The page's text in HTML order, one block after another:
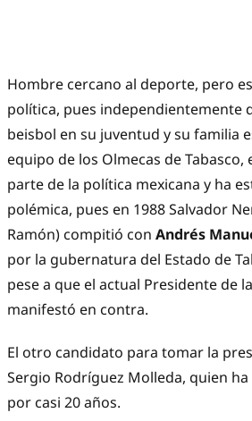
Hombre cercano al deporte, pero
política, pues independientemente
beisbol en su juventud y su familia
equipo de los Olmecas de Tabasco,
parte de la política mexicana y ha
polémica, pues en 1988 Salvador
Ramón) compitió con Andrés
por la gubernatura del Estado de
pese a que el actual Presidente de
manifestó en contra.
El otro candidato para tomar la
Sergio Rodríguez Molleda, quien
por casi 20 años.